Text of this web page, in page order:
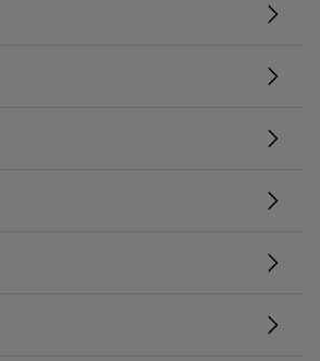
Tab)
Tab)
Tab)